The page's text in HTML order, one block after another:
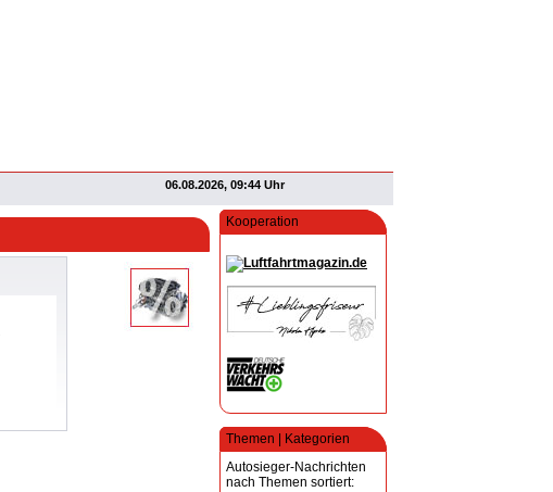
06.08.2026, 09:44 Uhr
Kooperation
Themen | Kategorien
Autosieger-Nachrichten
nach Themen sortiert: